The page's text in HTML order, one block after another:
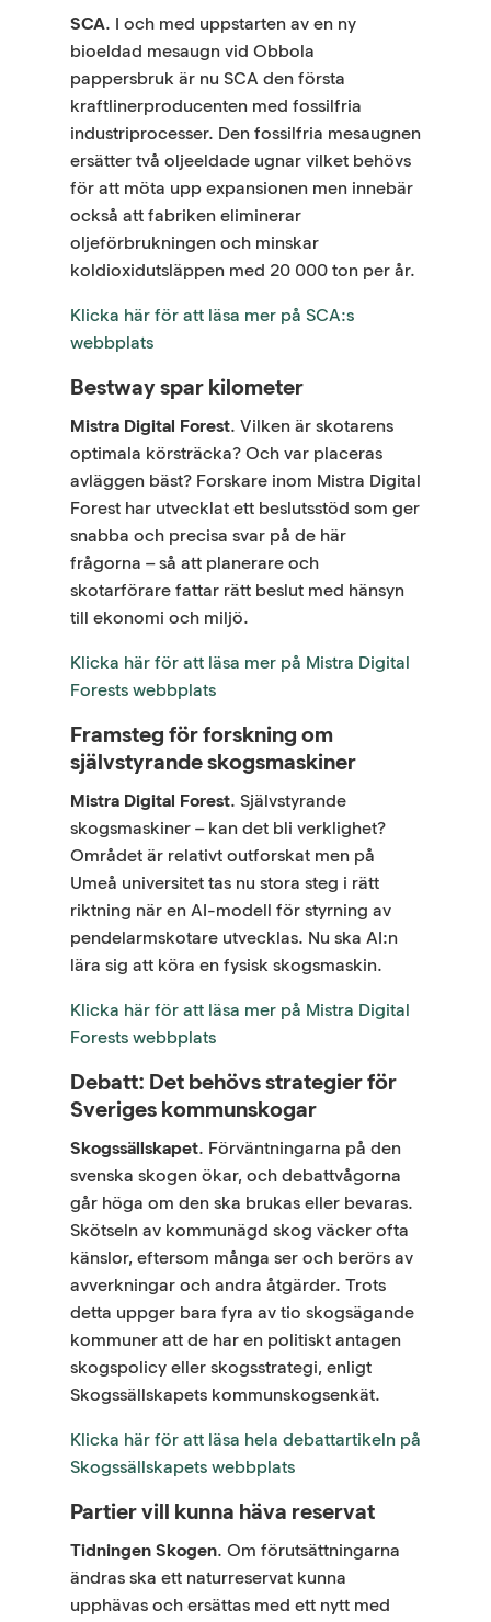
SCA. I och med uppstarten av en ny
bioeldad mesaugn vid Obbola
pappersbruk är nu SCA den första
kraftlinerproducenten med fossilfria
industriprocesser. Den fossilfria mesaugnen
ersätter två oljeeldade ugnar vilket behövs
för att möta upp expansionen men innebär
också att fabriken eliminerar
oljeförbrukningen och minskar
koldioxidutsläppen med 20 000 ton per år.
Klicka här för att läsa mer på SCA:s
webbplats
Bestway spar kilometer
Mistra Digital Forest. Vilken är skotarens
optimala körsträcka? Och var placeras
avläggen bäst? Forskare inom Mistra Digital
Forest har utvecklat ett beslutsstöd som ger
snabba och precisa svar på de här
frågorna – så att planerare och
skotarförare fattar rätt beslut med hänsyn
till ekonomi och miljö.
Klicka här för att läsa mer på Mistra Digital
Forests webbplats
Framsteg för forskning om
självstyrande skogsmaskiner
Mistra Digital Forest. Självstyrande
skogsmaskiner – kan det bli verklighet?
Området är relativt outforskat men på
Umeå universitet tas nu stora steg i rätt
riktning när en AI-modell för styrning av
pendelarmskotare utvecklas. Nu ska AI:n
lära sig att köra en fysisk skogsmaskin.
Klicka här för att läsa mer på Mistra Digital
Forests webbplats
Debatt: Det behövs strategier för
Sveriges kommunskogar
Skogssällskapet. Förväntningarna på den
svenska skogen ökar, och debattvågorna
går höga om den ska brukas eller bevaras.
Skötseln av kommunägd skog väcker ofta
känslor, eftersom många ser och berörs av
avverkningar och andra åtgärder. Trots
detta uppger bara fyra av tio skogsägande
kommuner att de har en politiskt antagen
skogspolicy eller skogsstrategi, enligt
Skogssällskapets kommunskogsenkät.
Klicka här för att läsa hela debattartikeln på
Skogssällskapets webbplats
Partier vill kunna häva reservat
Tidningen Skogen. Om förutsättningarna
ändras ska ett naturreservat kunna
upphävas och ersättas med ett nytt med